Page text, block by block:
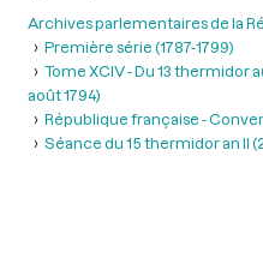
Archives parlementaires de la
Première série (1787-1799)
Tome XCIV - Du 13 thermidor
août 1794)
République française -
Séance du 15 thermidor an II